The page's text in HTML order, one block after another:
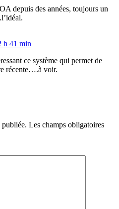
depuis des années, toujours un
h 41 min
ce système qui permet de
récente….à voir.
publiée. Les champs obligatoires